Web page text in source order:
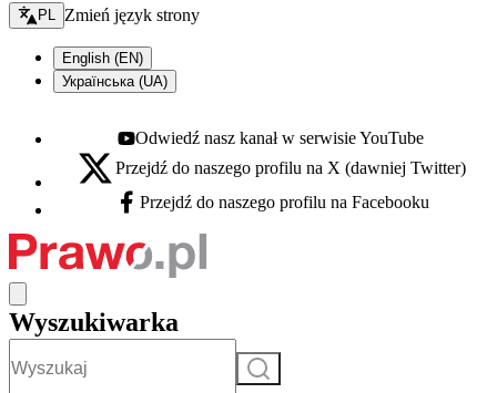
Zmień język - bieżący:
PL Zmień język strony
English (EN)
Українська (UA)
Youtube - otwiera się w nowej karcie
Odwiedź nasz kanał w serwisie YouTube
X - otwiera się w nowej karcie
Przejdź do naszego profilu na X (dawniej Twitter)
Facebook - otwiera się w nowej karcie
Przejdź do naszego profilu na Facebooku
Wyszukiwarka
Szukaj